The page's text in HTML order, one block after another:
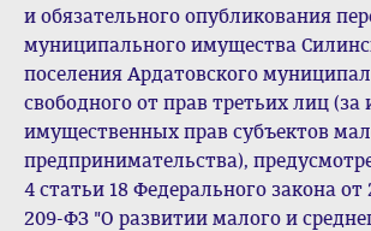
и обязательного опубликования
муниципального имущества
поселения Ардатовского
свободного от прав третьих лиц
имущественных прав субъектов
предпринимательства),
4 статьи 18 Федерального закона от
209-ФЗ "О развитии малого и